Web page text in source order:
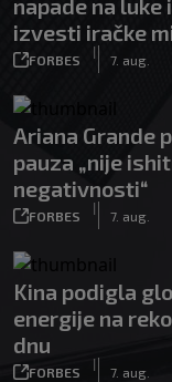
napade na luke
izvesti iračke
FORBES
|
7. aug.
Ariana Grande
pauza „nije
negativnosti“
FORBES
|
7. aug.
Kina podigla
energije na
dnu
FORBES
|
7. aug.